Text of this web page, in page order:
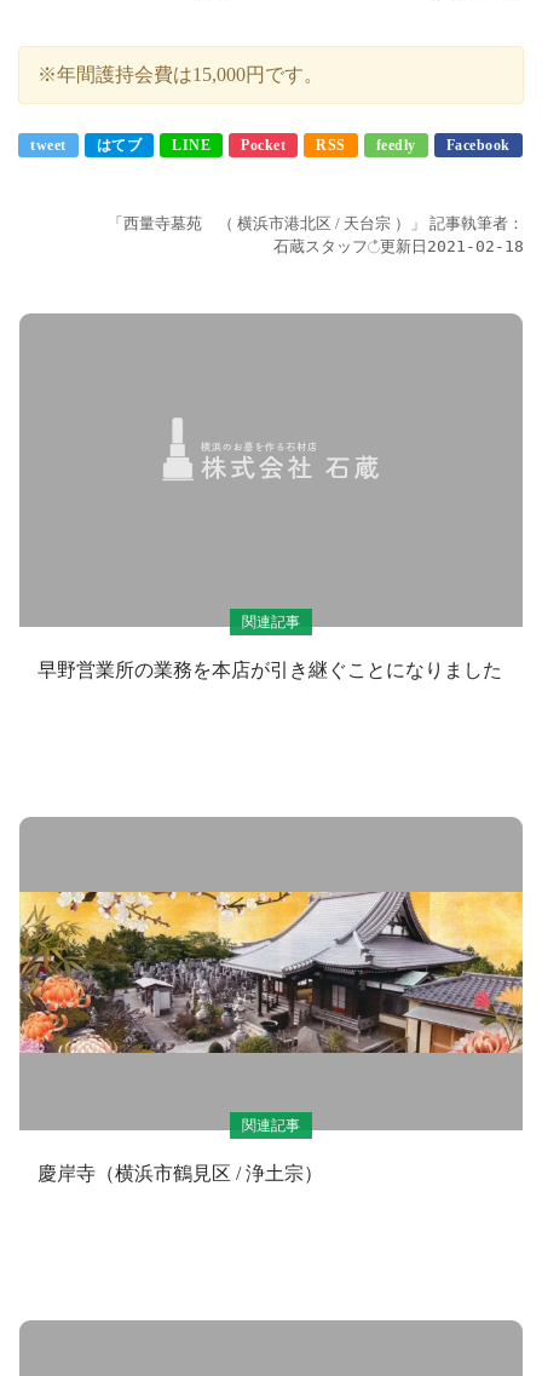
※年間護持会費は15,000円です。
tweet はてブ LINE Pocket RSS feedly Facebook
「西量寺墓苑 （ 横浜市港北区 / 天台宗 ）」
記事執筆者：
石蔵スタッフ
更新日 2021-02-18
関連記事
早野営業所の業務を本店が引き継ぐことになりました
関連記事
慶岸寺（横浜市鶴見区 / 浄土宗）